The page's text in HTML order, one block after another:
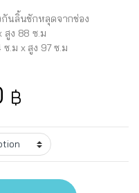
นลิ้นชักหลุดจากช่อง
สูง 88 ซ.ม
.ม x สูง 97 ซ.ม
฿Price
:A4MS-20820 quantity